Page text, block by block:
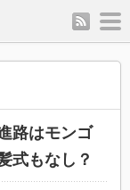
rss
路はモンゴ
式もなし？